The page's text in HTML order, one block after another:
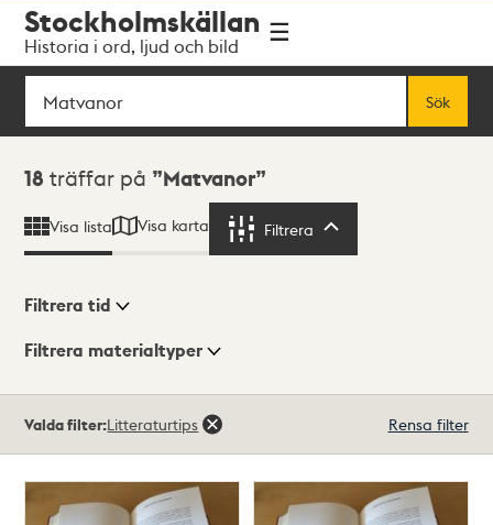
navigationen
huvudinnehållet
Stockholmskällan
Historia i ord, ljud och bild
Sök
Sök
Sökresultat
18 träffar på Matvanor
Visa lista Visa karta Filtrera
Visningsläge
Filtrera tid
Filtrera materialtyper
träffar
Valda filter:Litteraturtips Rensa filter